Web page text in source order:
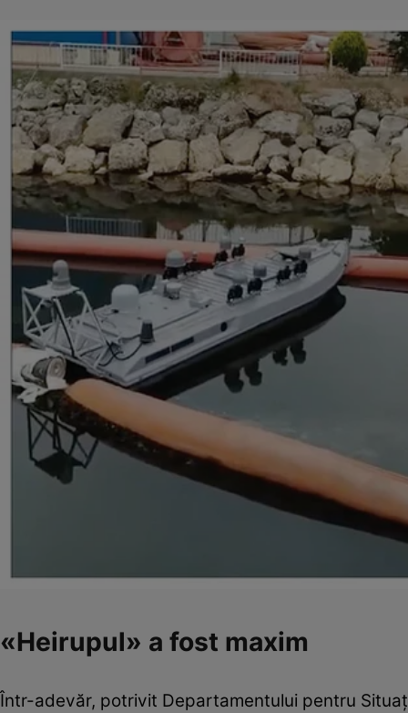
«Heirupul» a fost maxim
Într-adevăr, potrivit Departamentului pentru